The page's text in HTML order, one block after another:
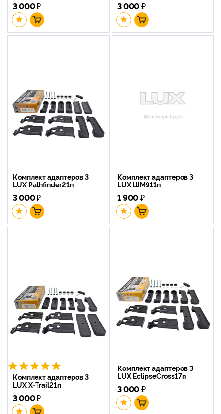
3 000₽ 3 000₽
Комплект адаптеров 3
LUX Pathfinder21n
3 000₽
Комплект адаптеров 3
LUX ШМ911n
1 900₽
Комплект адаптеров 3
LUX X-Trail21n
3 000₽
Комплект адаптеров 3
LUX EclipseCross17n
3 000₽